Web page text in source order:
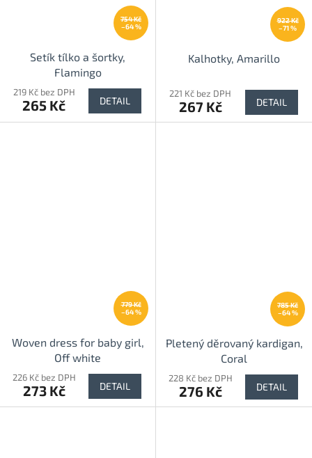
754 Kč
–64 %
Setík tílko a šortky,
Flamingo
219 Kč bez DPH
265 Kč DETAIL
922 Kč
–71 %
Kalhotky, Amarillo
221 Kč bez DPH
267 Kč DETAIL
779 Kč
–64 %
Woven dress for baby girl,
Off white
226 Kč bez DPH
273 Kč DETAIL
785 Kč
–64 %
Pletený děrovaný kardigan,
Coral
228 Kč bez DPH
276 Kč DETAIL